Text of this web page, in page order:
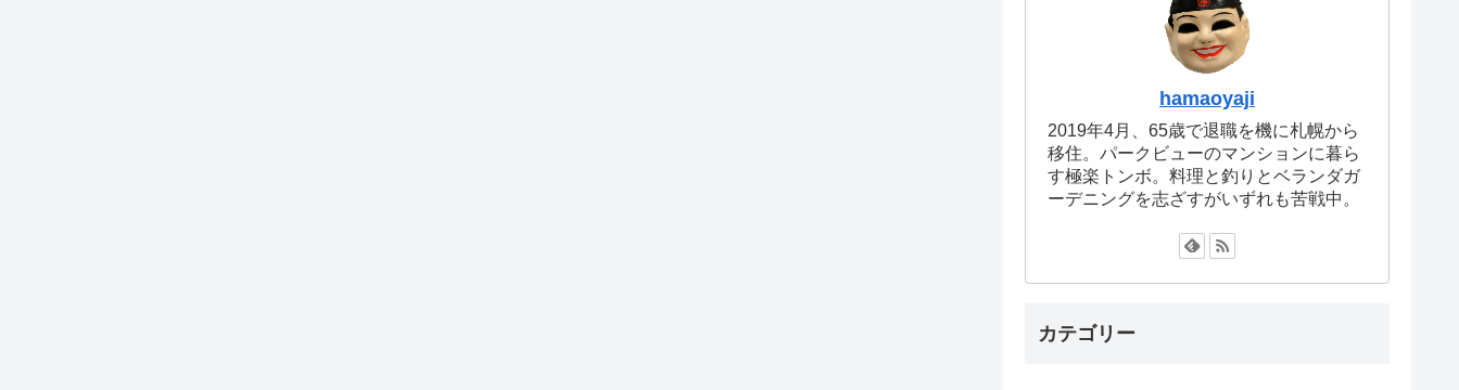
hamaoyaji
2019年4月、65歳で退職を機に札幌から
移住。パークビューのマンションに暮ら
す極楽トンボ。料理と釣りとベランダガ
ーデニングを志ざすがいずれも苦戦中。
カテゴリー